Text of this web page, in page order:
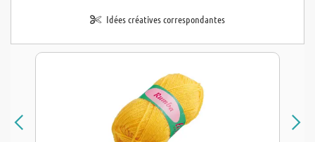
Idées créatives correspondantes